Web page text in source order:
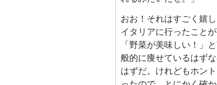
おお！それはすごく嬉
イタリアに行ったこと
「野菜が美味しい！」
般的に痩せているはず
はずだ。けれどもホン